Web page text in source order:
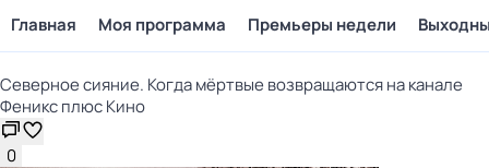
Главная Моя программа Премьеры недели
Северное сияние. Когда мёртвые возвращаются на канале
Феникс плюс Кино
0